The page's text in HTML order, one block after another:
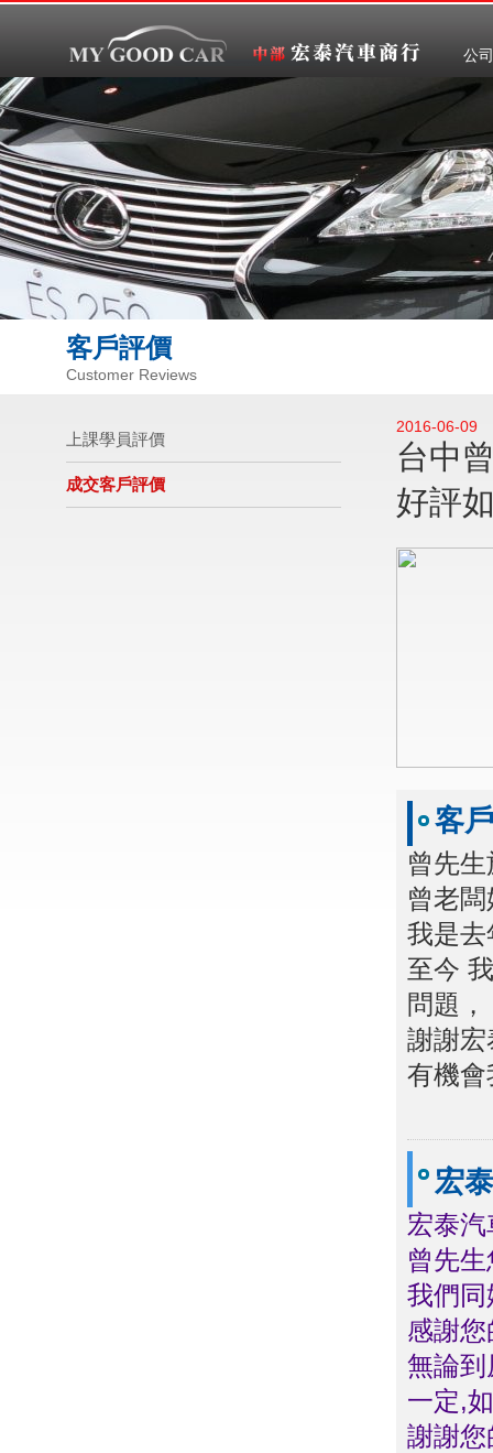
公
客戶評價
Customer Reviews
上課學員評價
成交客戶評價
2016-06-09
台中
好評
客
曾先生
曾老
我是去
至今
問題，
謝謝
有機
宏
宏泰汽
曾先
我們
感謝
無論
一定,
謝謝